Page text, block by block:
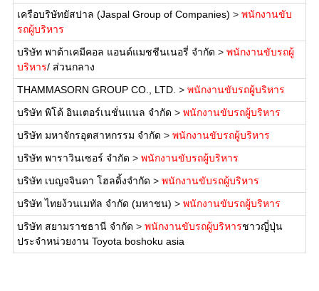
เครือบริษัทยัสปาล (Jaspal Group of Companies) > พนักงานขับ
รถผู้บริหาร
บริษัท พาต้าเคมีคอล แอนด์แมชชีนเนอรี่ จำกัด > พนักงานขับรถผู้
บริหาร/ ส่วนกลาง
THAMMASORN GROUP CO., LTD. > พนักงานขับรถผู้บริหาร
บริษัท พิโด้ อินเตอร์เนชั่นแนล จำกัด > พนักงานขับรถผู้บริหาร
บริษัท มหาจักรอุตสาหกรรม จำกัด > พนักงานขับรถผู้บริหาร
บริษัท พาราวินเซอร์ จำกัด > พนักงานขับรถผู้บริหาร
บริษัท เบญจจินดา โฮลดิ้งจำกัด > พนักงานขับรถผู้บริหาร
บริษัท ไทยง้วนเมทัล จำกัด (มหาชน) > พนักงานขับรถผู้บริหาร
บริษัท สยามราชธานี จำกัด > พนักงานขับรถผู้บริหารชาวญี่ปุ่น
ประจำหน่วยงาน Toyota boshoku asia